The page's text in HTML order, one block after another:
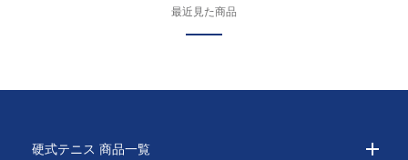
最近見た商品
硬式テニス 商品一覧